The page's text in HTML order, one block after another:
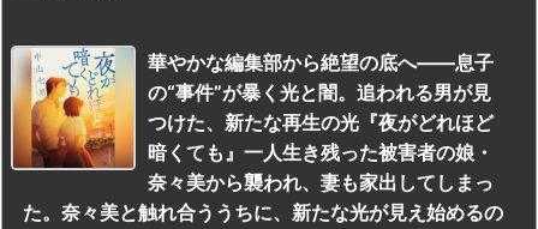
華やかな編集部から絶望の底へ――息子
の“事件”が暴く光と闇。追われる男が見
つけた、新たな再生の光『夜がどれほど
暗くても』一人生き残った被害者の娘・
奈々美から襲われ、妻も家出してしまっ
た。奈々美と触れ合ううちに、新たな光が見え始めるの